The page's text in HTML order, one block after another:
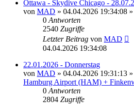
Ottawa - Skydive Chicago -
von MAD » 04.04.2026 19:34:08
0 Antworten
2540 Zugriffe
Letzter Beitrag von MAD
04.04.2026 19:34:08
22.01.2026 - Donnerstag
von MAD » 04.04.2026 19:31:13
Hamburg Airport (HAM) +
0 Antworten
2804 Zugriffe